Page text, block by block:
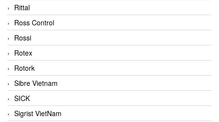
Rittal
Ross Control
Rossi
Rotex
Rotork
Sibre Vietnam
SICK
Sigrist VietNam